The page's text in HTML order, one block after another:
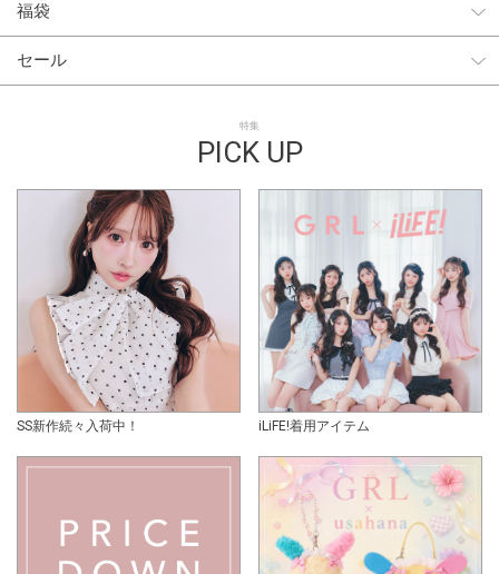
福袋
セール
特集
PICK UP
SS新作続々入荷中！ iLiFE!着用アイテム